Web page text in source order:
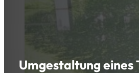
Umgestaltung eines